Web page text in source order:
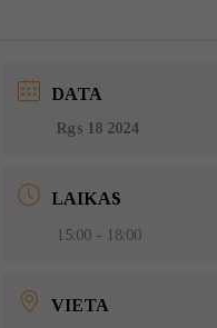
DATA
Rgs 18 2024
LAIKAS
15:00 - 18:00
VIETA